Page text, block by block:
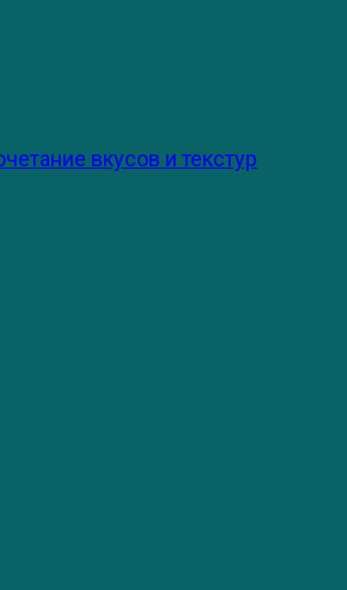
вкусов и текстур